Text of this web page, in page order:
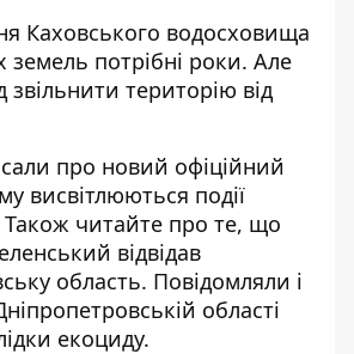
Каховського водосховища
земель потрібні роки. Але
звільнити територію від
про новий офіційний
висвітлюються події
Також читайте про те, що
відвідав
область. Повідомляли і
області
екоциду.